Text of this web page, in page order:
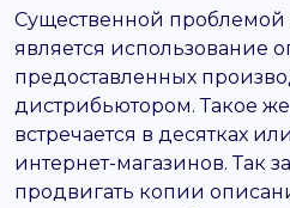
Существенной проблемой
является использование
предоставленных
дистрибьютором. Такое
встречается в десятках
интернет-магазинов. Так
продвигать копии